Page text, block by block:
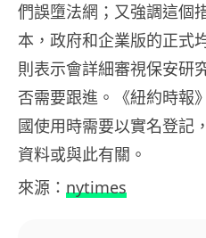
們誤墮法網；又強調這個
本，政府和企業版的正式
則表示會詳細審視保安研
否需要跟進。《紐約時報
國使用時需要以實名登記
資料或與此有關。
來源： nytimes